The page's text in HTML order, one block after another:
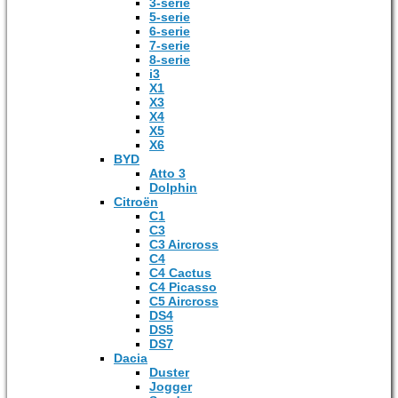
5-serie
6-serie
7-serie
8-serie
i3
X1
X3
X4
X5
X6
BYD
Atto 3
Dolphin
Citroën
C1
C3
C3 Aircross
C4
C4 Cactus
C4 Picasso
C5 Aircross
DS4
DS5
DS7
Dacia
Duster
Jogger